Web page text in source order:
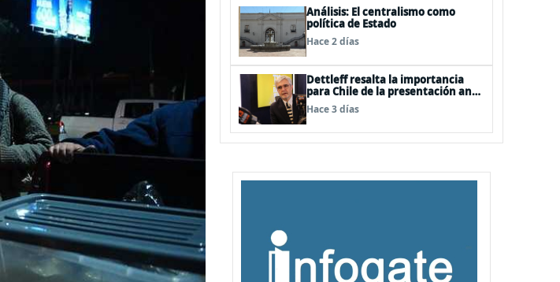
Análisis: El centralismo como
política de Estado
Hace 2 días
Dettleff resalta la importancia
para Chile de la presentación ante
la ONU de la Plataforma
Continental Extendida del
Hace 3 días